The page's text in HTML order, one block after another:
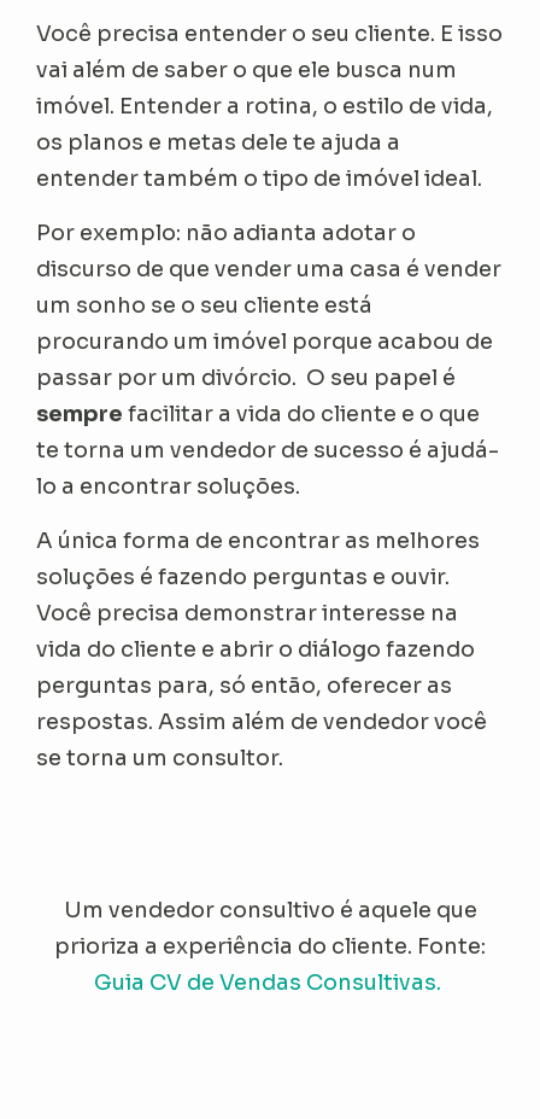
Você precisa entender o seu cliente. E isso
vai além de saber o que ele busca num
imóvel. Entender a rotina, o estilo de vida,
os planos e metas dele te ajuda a
entender também o tipo de imóvel ideal.
Por exemplo: não adianta adotar o
discurso de que vender uma casa é vender
um sonho se o seu cliente está
procurando um imóvel porque acabou de
passar por um divórcio. O seu papel é
sempre facilitar a vida do cliente e o que
te torna um vendedor de sucesso é ajudá-
lo a encontrar soluções.
A única forma de encontrar as melhores
soluções é fazendo perguntas e ouvir.
Você precisa demonstrar interesse na
vida do cliente e abrir o diálogo fazendo
perguntas para, só então, oferecer as
respostas. Assim além de vendedor você
se torna um consultor.
Um vendedor consultivo é aquele que
prioriza a experiência do cliente. Fonte:
Guia CV de Vendas Consultivas.